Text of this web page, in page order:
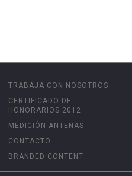
TRABAJA CON NOSOTROS
CERTIFICADO DE
HONORARIOS 2012
MEDICIÓN ANTENAS
CONTACTO
BRANDED CONTENT